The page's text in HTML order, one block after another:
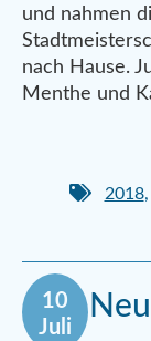
und nahmen
nach Hause.
Menthe und
2018,
10
Juli